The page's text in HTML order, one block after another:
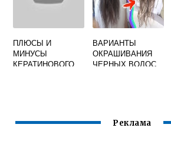
ПЛЮСЫ И
МИНУСЫ
КЕРАТИНОВОГО
ВАРИАНТЫ
ОКРАШИВАНИЯ
ЧЕРНЫХ ВОЛОС
Реклама